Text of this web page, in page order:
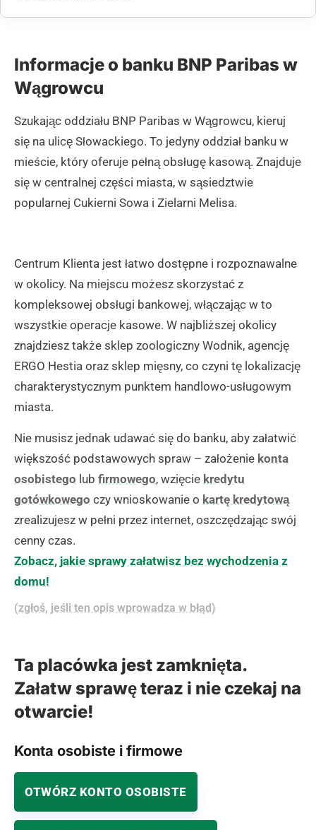
Informacje o banku BNP Paribas w
Wągrowcu
Szukając oddziału BNP Paribas w Wągrowcu, kieruj
się na ulicę Słowackiego. To jedyny oddział banku w
mieście, który oferuje pełną obsługę kasową. Znajduje
się w centralnej części miasta, w sąsiedztwie
popularnej Cukierni Sowa i Zielarni Melisa.
Centrum Klienta jest łatwo dostępne i rozpoznawalne
w okolicy. Na miejscu możesz skorzystać z
kompleksowej obsługi bankowej, włączając w to
wszystkie operacje kasowe. W najbliższej okolicy
znajdziesz także sklep zoologiczny Wodnik, agencję
ERGO Hestia oraz sklep mięsny, co czyni tę lokalizację
charakterystycznym punktem handlowo-usługowym
miasta.
Nie musisz jednak udawać się do banku, aby załatwić
większość podstawowych spraw – założenie konta
osobistego lub firmowego, wzięcie kredytu
gotówkowego czy wnioskowanie o kartę kredytową
zrealizujesz w pełni przez internet, oszczędzając swój
cenny czas.
Zobacz, jakie sprawy załatwisz bez wychodzenia z
domu!
(zgłoś, jeśli ten opis wprowadza w błąd)
Ta placówka jest zamknięta.
Załatw sprawę teraz i nie czekaj na
otwarcie!
Konta osobiste i firmowe
OTWÓRZ KONTO OSOBISTE